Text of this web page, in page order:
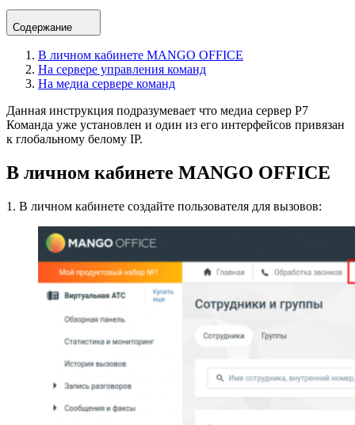
Содержание
В личном кабинете MANGO OFFICE
На сервере управления команд
На медиа сервере команд
Данная инструкция подразумевает что медиа сервер Р7
Команда уже установлен и один из его интерфейсов привязан
к глобальному белому IP.
В личном кабинете MANGO OFFICE
1. В личном кабинете создайте пользователя для вызовов: